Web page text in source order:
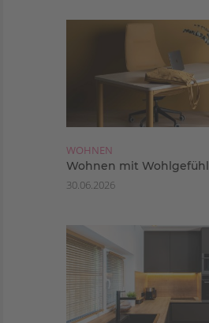
WOHNEN
Wohnen mit Wohlgefühl
30.06.2026